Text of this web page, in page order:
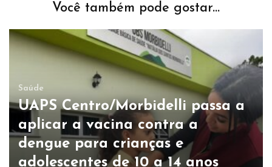
Você também pode gostar...
Saúde
UAPS Centro/Morbidelli passa a
aplicar a vacina contra a
dengue para crianças e
adolescentes de 10 a 14 anos